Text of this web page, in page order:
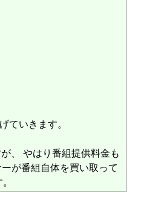
ていきます。
、 やはり番組提供料金も
が番組自体を買い取って